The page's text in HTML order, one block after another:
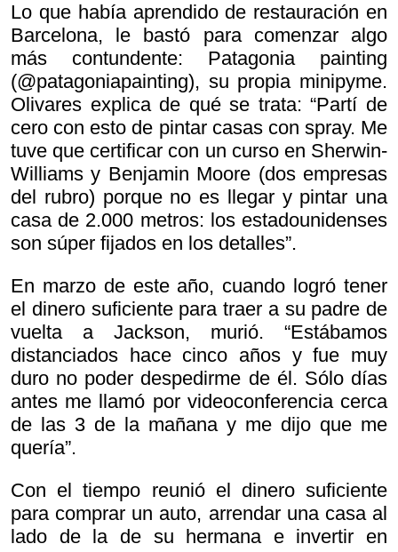
Lo que había aprendido de restauración en
Barcelona, le bastó para comenzar algo
más contundente: Patagonia painting
(@patagoniapainting), su propia minipyme.
Olivares explica de qué se trata: “Partí de
cero con esto de pintar casas con spray. Me
tuve que certificar con un curso en Sherwin-
Williams y Benjamin Moore (dos empresas
del rubro) porque no es llegar y pintar una
casa de 2.000 metros: los estadounidenses
son súper fijados en los detalles”.
En marzo de este año, cuando logró tener
el dinero suficiente para traer a su padre de
vuelta a Jackson, murió. “Estábamos
distanciados hace cinco años y fue muy
duro no poder despedirme de él. Sólo días
antes me llamó por videoconferencia cerca
de las 3 de la mañana y me dijo que me
quería”.
Con el tiempo reunió el dinero suficiente
para comprar un auto, arrendar una casa al
lado de la de su hermana e invertir en